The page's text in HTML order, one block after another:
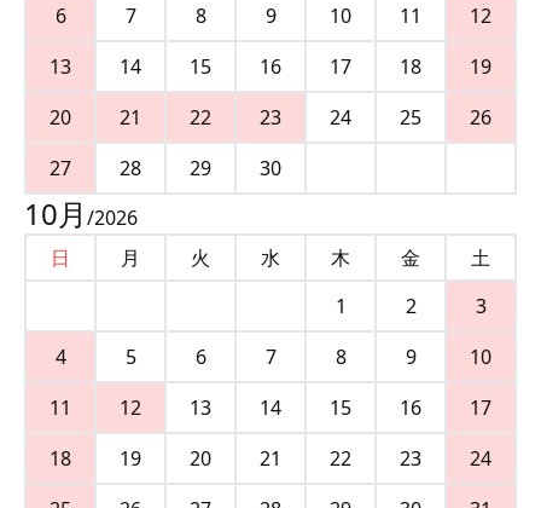
6
7 8 9 10 11
12
13
14 15 16 17 18
19
20
21 22 23 24 25
26
27
28 29 30
10月 /2026
日
月 火 水 木 金
土
1
2
3
4
5 6 7 8 9
10
11
12 13 14 15 16
17
18
19 20 21 22 23
24